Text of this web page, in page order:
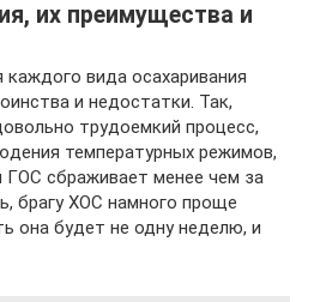
их преимущества и
каждого вида осахаривания
и недостатки. Так,
трудоемкий процесс,
температурных режимов,
ГОС сбраживает менее чем за
брагу ХОС намного проще
она будет не одну неделю, и